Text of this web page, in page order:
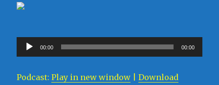
声
00:00 00:00
Podcast:Play in new window |Download